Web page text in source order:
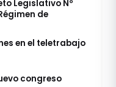
Legislativo Nº
de
en el teletrabajo
congreso